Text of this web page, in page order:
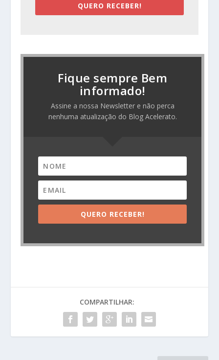
QUERO RECEBER!
Fique sempre Bem
informado!
Assine a nossa Newsletter e não perca
nenhuma atualização do Blog Acelerato.
QUERO RECEBER!
COMPARTILHAR: